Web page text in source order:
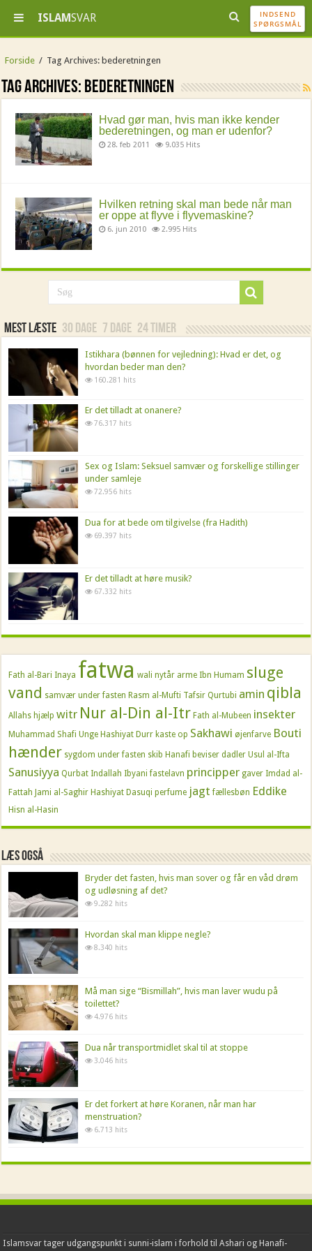
Forside / Tag Archives: bederetningen
Tag Archives: bederetningen
Hvad gør man, hvis man ikke kender
bederetningen, og man er udenfor?
28. feb 2011 9.035 Hits
Hvilken retning skal man bede når man
er oppe at flyve i flyvemaskine?
6. jun 2010 2.995 Hits
Mest læste 30 dage 7 dage 24 timer
Istikhara (bønnen for vejledning): Hvad er det, og
hvordan beder man den?
160.281 hits
Er det tilladt at onanere?
76.317 hits
Sex og Islam: Seksuel samvær og forskellige stillinger
under samleje
72.956 hits
Dua for at bede om tilgivelse (fra Hadith)
69.397 hits
Er det tilladt at høre musik?
67.332 hits
Fath al-Bari Inaya fatwa wali nytår arme Ibn Humam sluge
vand samvær under fasten Rasm al-Mufti Tafsir Qurtubi amin qibla
Allahs hjælp witr Nur al-Din al-Itr Fath al-Mubeen insekter
Muhammad Shafi Unge Hashiyat Durr kaste op Sakhawi øjenfarve Bouti
hænder sygdom under fasten skib Hanafi beviser dadler Usul al-Ifta
Sanusiyya Qurbat Indallah Ibyani fastelavn principper gaver Imdad al-
Fattah Jami al-Saghir Hashiyat Dasuqi perfume jagt fællesbøn Eddike
Hisn al-Hasin
Læs også
Bryder det fasten, hvis man sover og får en våd drøm
og udløsning af det?
9.282 hits
Hvordan skal man klippe negle?
8.340 hits
Må man sige “Bismillah”, hvis man laver wudu på
toilettet?
4.976 hits
Dua når transportmidlet skal til at stoppe
3.046 hits
Er det forkert at høre Koranen, når man har
menstruation?
6.713 hits
Islamsvar tager udgangspunkt i sunni-islam i forhold til Ashari og Hanafi-
ISLAMSVAR
INDSEND
SPØRGSMÅL